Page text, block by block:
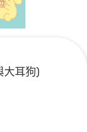
大耳狗)